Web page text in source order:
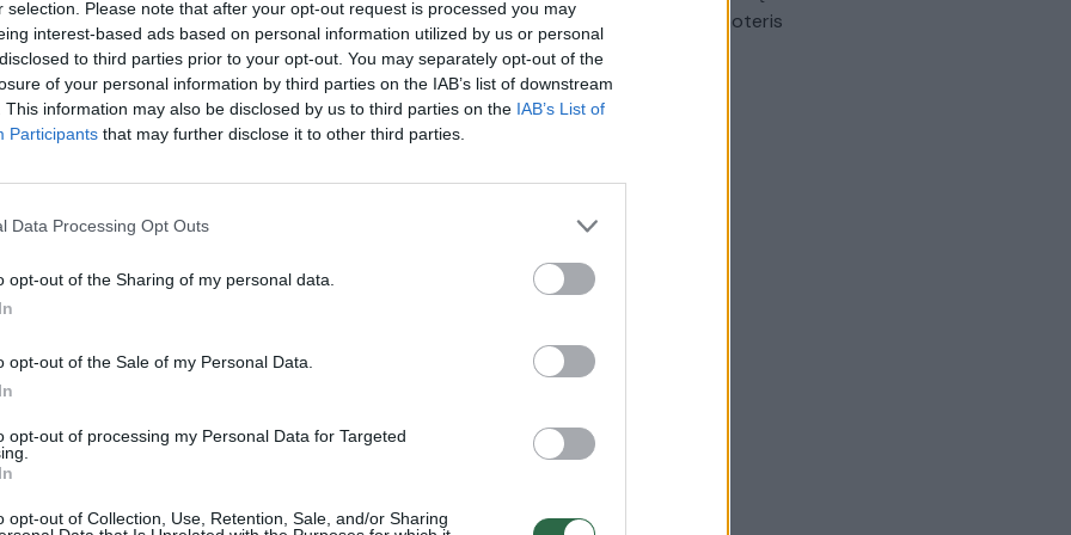
selection. Please note that after your opt-out request is processed you may
interest-based ads based on personal information utilized by us or personal
to third parties prior to your opt-out. You may separately opt-out of the
of your personal information by third parties on the IAB’s list of downstream
This information may also be disclosed by us to third parties on the IAB’s List of
Participants that may further disclose it to other third parties.
Data Processing Opt Outs
opt-out of the Sharing of my personal data.
opt-out of the Sale of my Personal Data.
opt-out of processing my Personal Data for Targeted
opt-out of Collection, Use, Retention, Sale, and/or Sharing
receptas daržovės
Visi įrašai
liko
Plinta audros vaizdai iš visos Lietuvos:
medžius
darbo savaitę: karščiai atsitrauks
automobilis sužalojo dvi moteris
Žinios Lietuvos diena